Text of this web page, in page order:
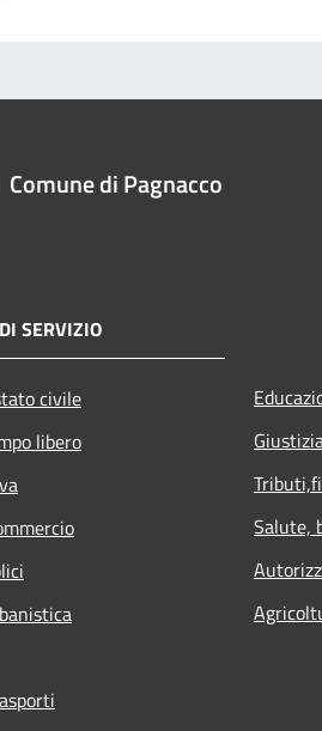
Comune di Pagnacco
SERVIZIO
civile
libero
Salute,